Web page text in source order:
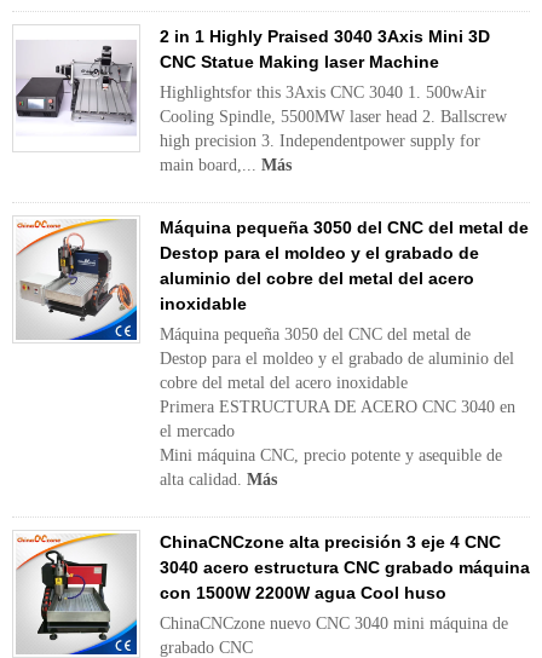
2 in 1 Highly Praised 3040 3Axis Mini 3D
CNC Statue Making laser Machine
Highlightsfor this 3Axis CNC 3040 1. 500wAir
Cooling Spindle, 5500MW laser head 2. Ballscrew
high precision 3. Independentpower supply for
main board,... Más
Máquina pequeña 3050 del CNC del metal de
Destop para el moldeo y el grabado de
aluminio del cobre del metal del acero
inoxidable
Máquina pequeña 3050 del CNC del metal de
Destop para el moldeo y el grabado de aluminio del
cobre del metal del acero inoxidable
Primera ESTRUCTURA DE ACERO CNC 3040 en
el mercado
Mini máquina CNC, precio potente y asequible de
alta calidad. Más
ChinaCNCzone alta precisión 3 eje 4 CNC
3040 acero estructura CNC grabado máquina
con 1500W 2200W agua Cool huso
ChinaCNCzone nuevo CNC 3040 mini máquina de
grabado CNC